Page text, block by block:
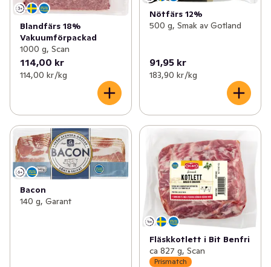
Blandfärs 18%
Vakuumförpackad
1000 g, Scan
114,00 kr
114,00 kr /kg
Nötfärs 12%
500 g, Smak av Gotland
91,95 kr
183,90 kr /kg
Bacon
140 g, Garant
Fläskkotlett i Bit Benfri
ca 827 g, Scan
Prismatch